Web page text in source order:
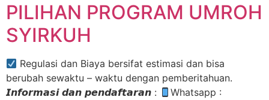
PILIHAN PROGRAM UMROH
SYIRKUH
Regulasi dan Biaya bersifat estimasi dan bisa
berubah sewaktu – waktu dengan pemberitahuan.
𝙄𝙣𝙛𝙤𝙧𝙢𝙖𝙨𝙞 𝙙𝙖𝙣 𝙥𝙚𝙣𝙙𝙖𝙛𝙩𝙖𝙧𝙖𝙣 :
Whatsapp :